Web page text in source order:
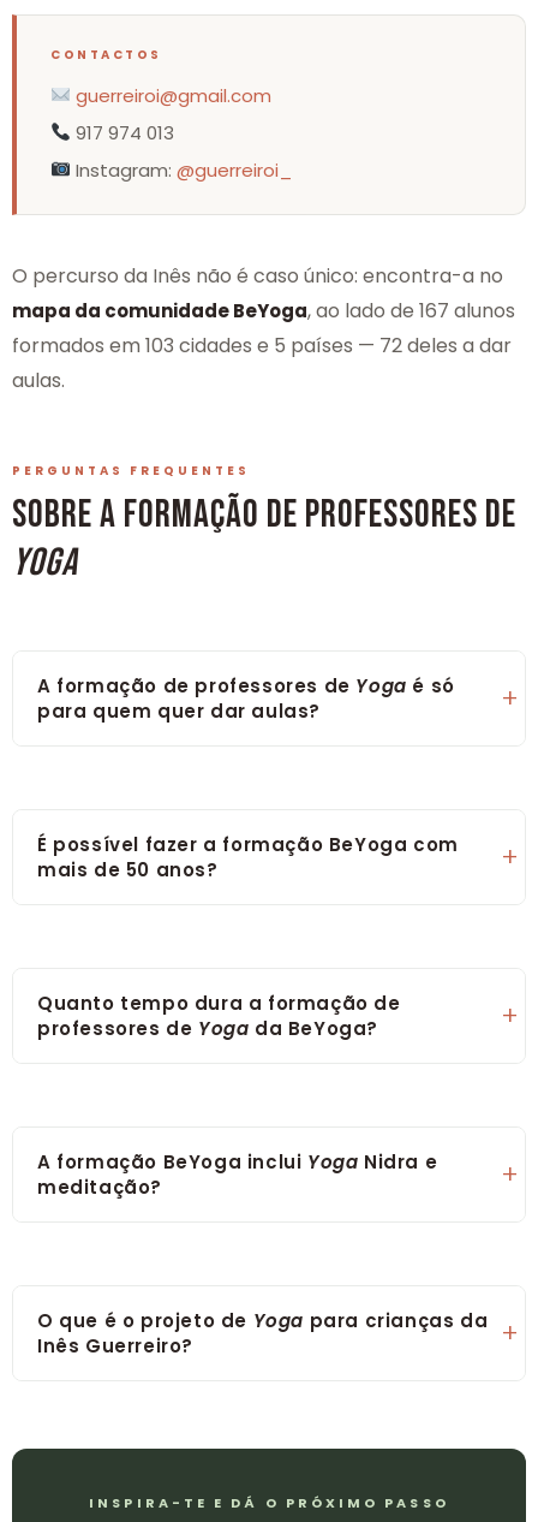
CONTACTOS
guerreiroi@gmail.com
917 974 013
Instagram:@guerreiroi_
O percurso da Inês não é caso único: encontra-a no
mapa da comunidade BeYoga, ao lado de 167 alunos
formados em 103 cidades e 5 países — 72 deles a dar
aulas.
PERGUNTAS FREQUENTES
SOBRE A FORMAÇÃO DE PROFESSORES DE
YOGA
A formação de professores de Yoga é só
para quem quer dar aulas?
É possível fazer a formação BeYoga com
mais de 50 anos?
Quanto tempo dura a formação de
professores de Yoga da BeYoga?
A formação BeYoga inclui Yoga Nidra e
meditação?
O que é o projeto de Yoga para crianças da
Inês Guerreiro?
INSPIRA-TE E DÁ O PRÓXIMO PASSO